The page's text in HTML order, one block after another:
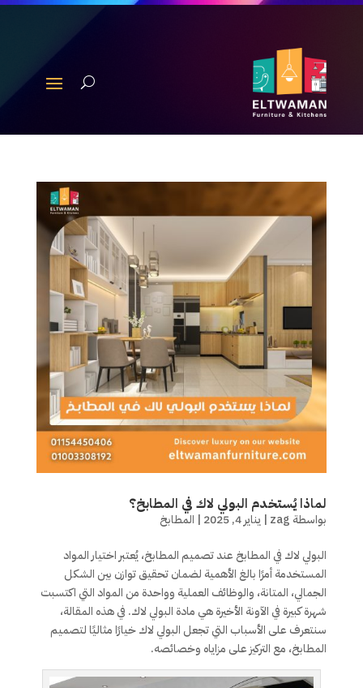
لماذا يُستخدم البولي لاك في المطابخ؟
بواسطة zag
| يناير 4, 2025 | المطابخ
البولي لاك في المطابخ عند تصميم المطابخ، يُعتبر اختيار المواد
المستخدمة أمرًا بالغ الأهمية لضمان تحقيق توازن بين الشكل
الجمالي، المتانة، والوظائف العملية وواحدة من المواد التي اكتسبت
شهرة كبيرة في الآونة الأخيرة هي مادة البولي لاك. في هذه المقالة،
سنتعرف على الأسباب التي تجعل البولي لاك خيارًا مثاليًا لتصميم
المطابخ، مع التركيز على مزاياه وخصائصه.